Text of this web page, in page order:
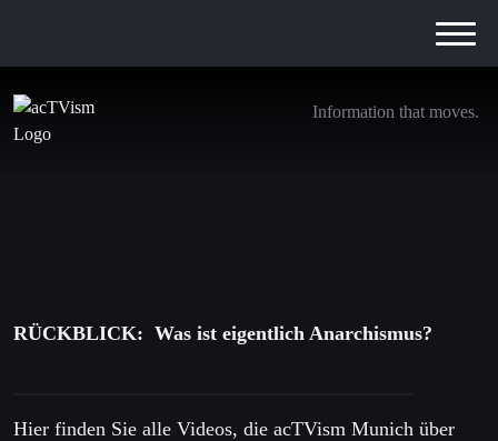
Information that moves.
RÜCKBLICK: Was ist eigentlich
RÜCKBLICK: Was ist eigentlich Anarchismus?
Hier finden Sie alle Videos, die acTVism Munich über